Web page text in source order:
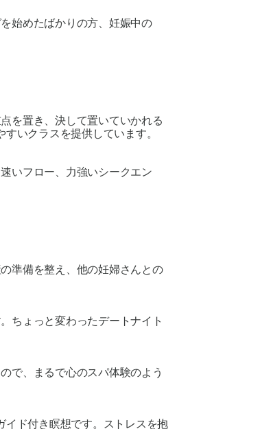
始めたばかりの方、妊娠中の
を置き、決して置いていかれる
いクラスを提供しています。
いフロー、力強いシークエン
準備を整え、他の妊婦さんとの
ちょっと変わったデートナイト
で、まるで心のスパ体験のよう
ド付き瞑想です。ストレスを抱